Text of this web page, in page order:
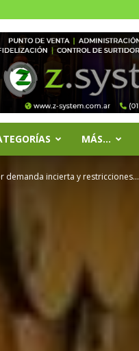
MÁS…
demanda incierta y restricciones...